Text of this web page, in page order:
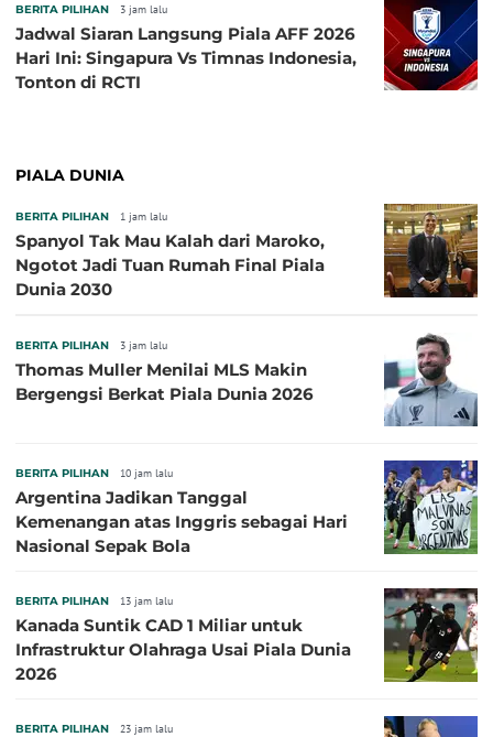
BERITA PILIHAN 3 jam lalu
Jadwal Siaran Langsung Piala AFF 2026
Hari Ini: Singapura Vs Timnas Indonesia,
Tonton di RCTI
PIALA DUNIA
BERITA PILIHAN 1 jam lalu
Spanyol Tak Mau Kalah dari Maroko,
Ngotot Jadi Tuan Rumah Final Piala
Dunia 2030
BERITA PILIHAN 3 jam lalu
Thomas Muller Menilai MLS Makin
Bergengsi Berkat Piala Dunia 2026
BERITA PILIHAN 10 jam lalu
Argentina Jadikan Tanggal
Kemenangan atas Inggris sebagai Hari
Nasional Sepak Bola
BERITA PILIHAN 13 jam lalu
Kanada Suntik CAD 1 Miliar untuk
Infrastruktur Olahraga Usai Piala Dunia
2026
BERITA PILIHAN 23 jam lalu